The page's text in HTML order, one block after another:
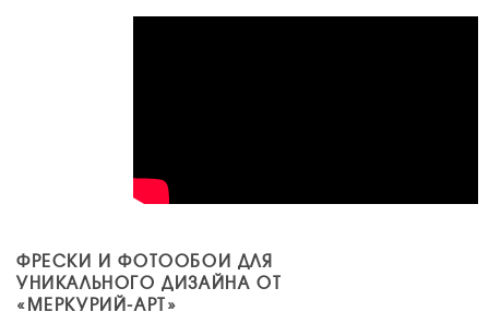
ФРЕСКИ И ФОТООБОИ ДЛЯ
УНИКАЛЬНОГО ДИЗАЙНА ОТ
«МЕРКУРИЙ-АРТ»